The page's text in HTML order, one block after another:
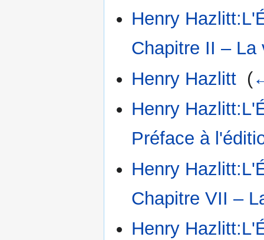
Henry
Chapitre II – La
Henry Hazlitt (
Henry
Préface à
Henry
Chapitre VII –
Henry